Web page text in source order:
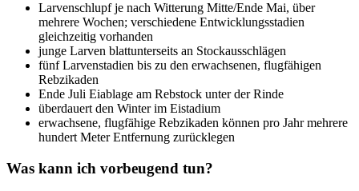
Larvenschlupf je nach Witterung Mitte/Ende Mai, über
mehrere Wochen; verschiedene Entwicklungsstadien
gleichzeitig vorhanden
junge Larven blattunterseits an Stockausschlägen
fünf Larvenstadien bis zu den erwachsenen, flugfähigen
Rebzikaden
Ende Juli Eiablage am Rebstock unter der Rinde
überdauert den Winter im Eistadium
erwachsene, flugfähige Rebzikaden können pro Jahr mehrere
hundert Meter Entfernung zurücklegen
Was kann ich vorbeugend tun?